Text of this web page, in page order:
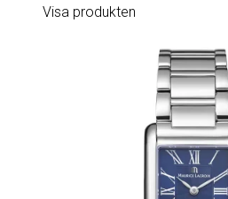
Visa produkten